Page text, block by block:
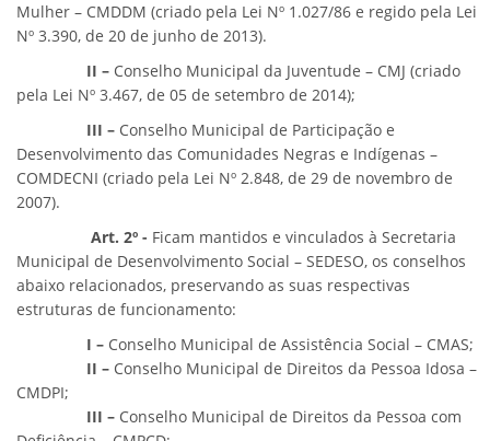
Mulher – CMDDM (criado pela Lei Nº 1.027/86 e regido pela Lei
Nº 3.390, de 20 de junho de 2013).
II – Conselho Municipal da Juventude – CMJ (criado
pela Lei Nº 3.467, de 05 de setembro de 2014);
III – Conselho Municipal de Participação e
Desenvolvimento das Comunidades Negras e Indígenas –
COMDECNI (criado pela Lei Nº 2.848, de 29 de novembro de
2007).
Art. 2º - Ficam mantidos e vinculados à Secretaria
Municipal de Desenvolvimento Social – SEDESO, os conselhos
abaixo relacionados, preservando as suas respectivas
estruturas de funcionamento:
I – Conselho Municipal de Assistência Social – CMAS;
II – Conselho Municipal de Direitos da Pessoa Idosa –
CMDPI;
III – Conselho Municipal de Direitos da Pessoa com